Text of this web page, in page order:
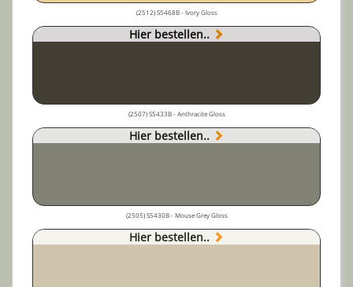
(2512) S5468B - Ivory Gloss
Hier bestellen..
(2507) S5433B - Anthracite Gloss
Hier bestellen..
(2505) S5430B - Mouse Grey Gloss
Hier bestellen..